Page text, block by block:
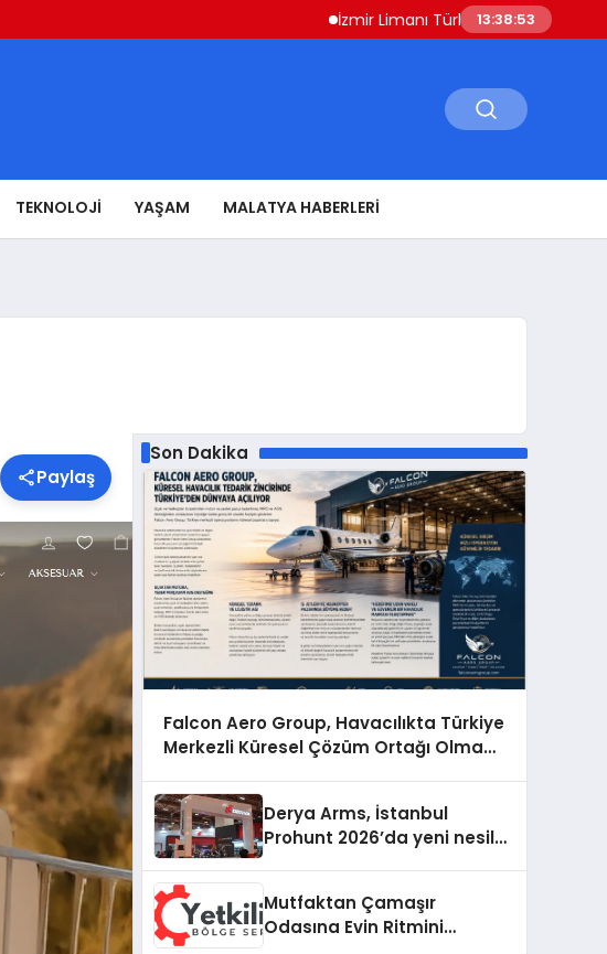
İzmir Limanı Türkiye Varlık Fonu Devri
13:38:54
TEKNOLOJI YAŞAM MALATYA HABERLERI
Paylaş
Son Dakika
Falcon Aero Group, Havacılıkta Türkiye
Merkezli Küresel Çözüm Ortağı Olma
Derya Arms, İstanbul
Prohunt 2026’da yeni nesil
Mutfaktan Çamaşır
Odasına Evin Ritmini